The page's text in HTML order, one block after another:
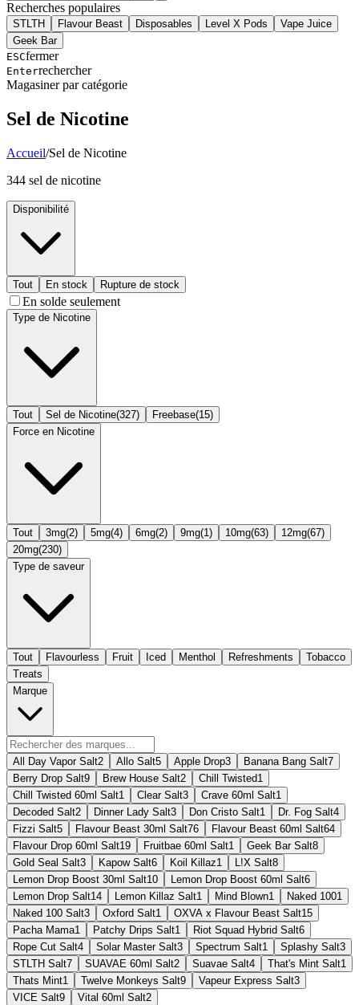
Recherches populaires
STLTH Flavour Beast Disposables Level X Pods
Vape Juice
Geek Bar
ESCfermer
Enterrechercher
Magasiner par catégorie
Sel de Nicotine
Accueil/Sel de Nicotine
344 sel de nicotine
Disponibilité
Tout En stock Rupture de stock
En solde seulement
Type de Nicotine
Tout Sel de Nicotine(327) Freebase(15)
Force en Nicotine
Tout 3mg(2) 5mg(4) 6mg(2) 9mg(1) 10mg(63) 12mg(67)
20mg(230)
Type de saveur
Tout Flavourless Fruit Iced Menthol Refreshments
Tobacco
Treats
Marque
All Day Vapor Salt2 Allo Salt5 Apple Drop3 Banana Bang Salt7
Berry Drop Salt9 Brew House Salt2 Chill Twisted1
Chill Twisted 60ml Salt1 Clear Salt3 Crave 60ml Salt1
Decoded Salt2 Dinner Lady Salt3 Don Cristo Salt1 Dr. Fog Salt4
Fizzi Salt5 Flavour Beast 30ml Salt76 Flavour Beast 60ml Salt64
Flavour Drop 60ml Salt19 Fruitbae 60ml Salt1 Geek Bar Salt8
Gold Seal Salt3 Kapow Salt6 Koil Killaz1 L!X Salt8
Lemon Drop Boost 30ml Salt10 Lemon Drop Boost 60ml Salt6
Lemon Drop Salt14 Lemon Killaz Salt1 Mind Blown1 Naked 1001
Naked 100 Salt3 Oxford Salt1 OXVA x Flavour Beast Salt15
Pacha Mama1 Patchy Drips Salt1 Riot Squad Hybrid Salt6
Rope Cut Salt4 Solar Master Salt3 Spectrum Salt1 Splashy Salt3
STLTH Salt7 SUAVAE 60ml Salt2 Suavae Salt4 That's Mint Salt1
Thats Mint1 Twelve Monkeys Salt9 Vapeur Express Salt3
VICE Salt9 Vital 60ml Salt2